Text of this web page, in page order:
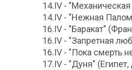
14.IV -
14.IV - "Нежная
16.IV - "Баракат"
16.IV - "Запретная
16.IV - "Пока смерть
17.IV - "Дуня"